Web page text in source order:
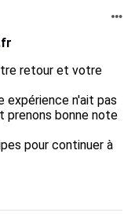
retour et votre
expérience n'ait pas
bonne note
pour continuer à